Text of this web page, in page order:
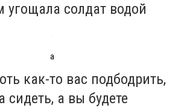
угощала солдат водой
а
как-то вас подбодрить,
сидеть, а вы будете